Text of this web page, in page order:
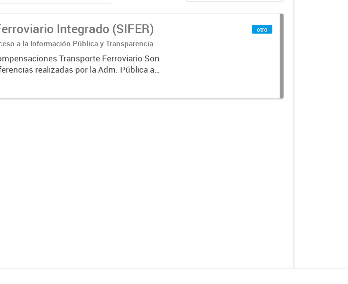
Integrado (SIFER)
a la Información Pública y Transparencia
Transporte Ferroviario Son
realizadas por la Adm. Pública a
otro